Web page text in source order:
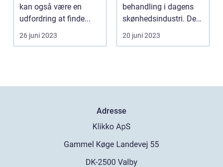
kan også være en
udfordring at finde...
26 juni 2023
behandling i dagens
skønhedsindustri. De
fles...
20 juni 2023
Adresse